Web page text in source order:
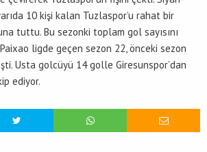
10 kişi kalan Tuzlaspor’u rahat bir
tuttu. Bu sezonki toplam gol sayısını
Paixao ligde geçen sezon 22, önceki sezon
Usta golcüyü 14 golle Giresunspor’dan
ediyor.